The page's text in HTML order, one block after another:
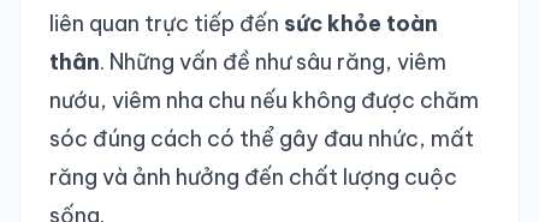
liên quan trực tiếp đến sức khỏe toàn
thân. Những vấn đề như sâu răng, viêm
nướu, viêm nha chu nếu không được chăm
sóc đúng cách có thể gây đau nhức, mất
răng và ảnh hưởng đến chất lượng cuộc
sống.